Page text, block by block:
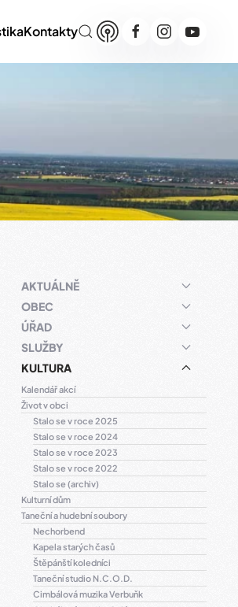
Kontakty
AKTUÁLNĚ
OBEC
ÚŘAD
SLUŽBY
KULTURA
Kalendář akcí
Život v obci
Stalo se v roce 2025
Stalo se v roce 2024
Stalo se v roce 2023
Stalo se v roce 2022
Stalo se (archiv)
Kulturní dům
Taneční a hudební soubory
Nechorbend
Kapela starých časů
Štěpánští koledníci
Taneční studio N.C.O.D.
Cimbálová muzika Verbuňk